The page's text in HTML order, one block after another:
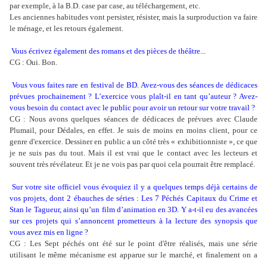
par exemple, à la B.D. case par case, au téléchargement, etc.
Les anciennes habitudes vont persister, résister, mais la surproduction va faire
le ménage, et les retours également.
Vous écrivez également des romans et des pièces de théâtre...
CG : Oui. Bon.
Vous vous faites rare en festival de BD. Avez-vous des séances de dédicaces
prévues prochainement ? L’exercice vous plaît-il en tant qu’auteur ? Avez-
vous besoin du contact avec le public pour avoir un retour sur votre travail ?
CG : Nous avons quelques séances de dédicaces de prévues avec Claude
Plumail, pour Dédales, en effet. Je suis de moins en moins client, pour ce
genre d'exercice. Dessiner en public a un côté très « exhibitionniste », ce que
je ne suis pas du tout. Mais il est vrai que le contact avec les lecteurs et
souvent très révélateur. Et je ne vois pas par quoi cela pourrait être remplacé.
Sur votre site officiel vous évoquiez il y a quelques temps déjà certains de
vos projets, dont 2 ébauches de séries : Les 7 Péchés Capitaux du Crime et
Stan le Tagueur, ainsi qu’un film d’animation en 3D. Y a-t-il eu des avancées
sur ces projets qui s’annoncent prometteurs à la lecture des synopsis que
vous avez mis en ligne ?
CG : Les Sept péchés ont été sur le point d'être réalisés, mais une série
utilisant le même mécanisme est apparue sur le marché, et finalement on a